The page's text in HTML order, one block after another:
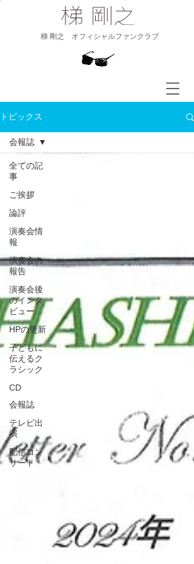
​梯 剛之 オフィシャルファンクラブ
トピックス
全ての記
事
ご挨拶
論評
演奏会情
報
演奏会の
報告
演奏会後
のインタ
ビュー
HPの更新
子どもに
伝えるク
ラシック
CD
会報誌
テレビ出
演
配信コン
サート
会報誌